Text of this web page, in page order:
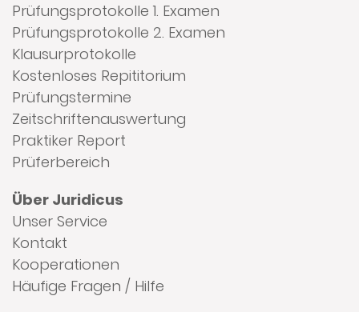
Prüfungsprotokolle 1. Examen
Prüfungsprotokolle 2. Examen
Klausurprotokolle
Kostenloses Repititorium
Prüfungstermine
Zeitschriftenauswertung
Praktiker Report
Prüferbereich
Über Juridicus
Unser Service
Kontakt
Kooperationen
Häufige Fragen / Hilfe